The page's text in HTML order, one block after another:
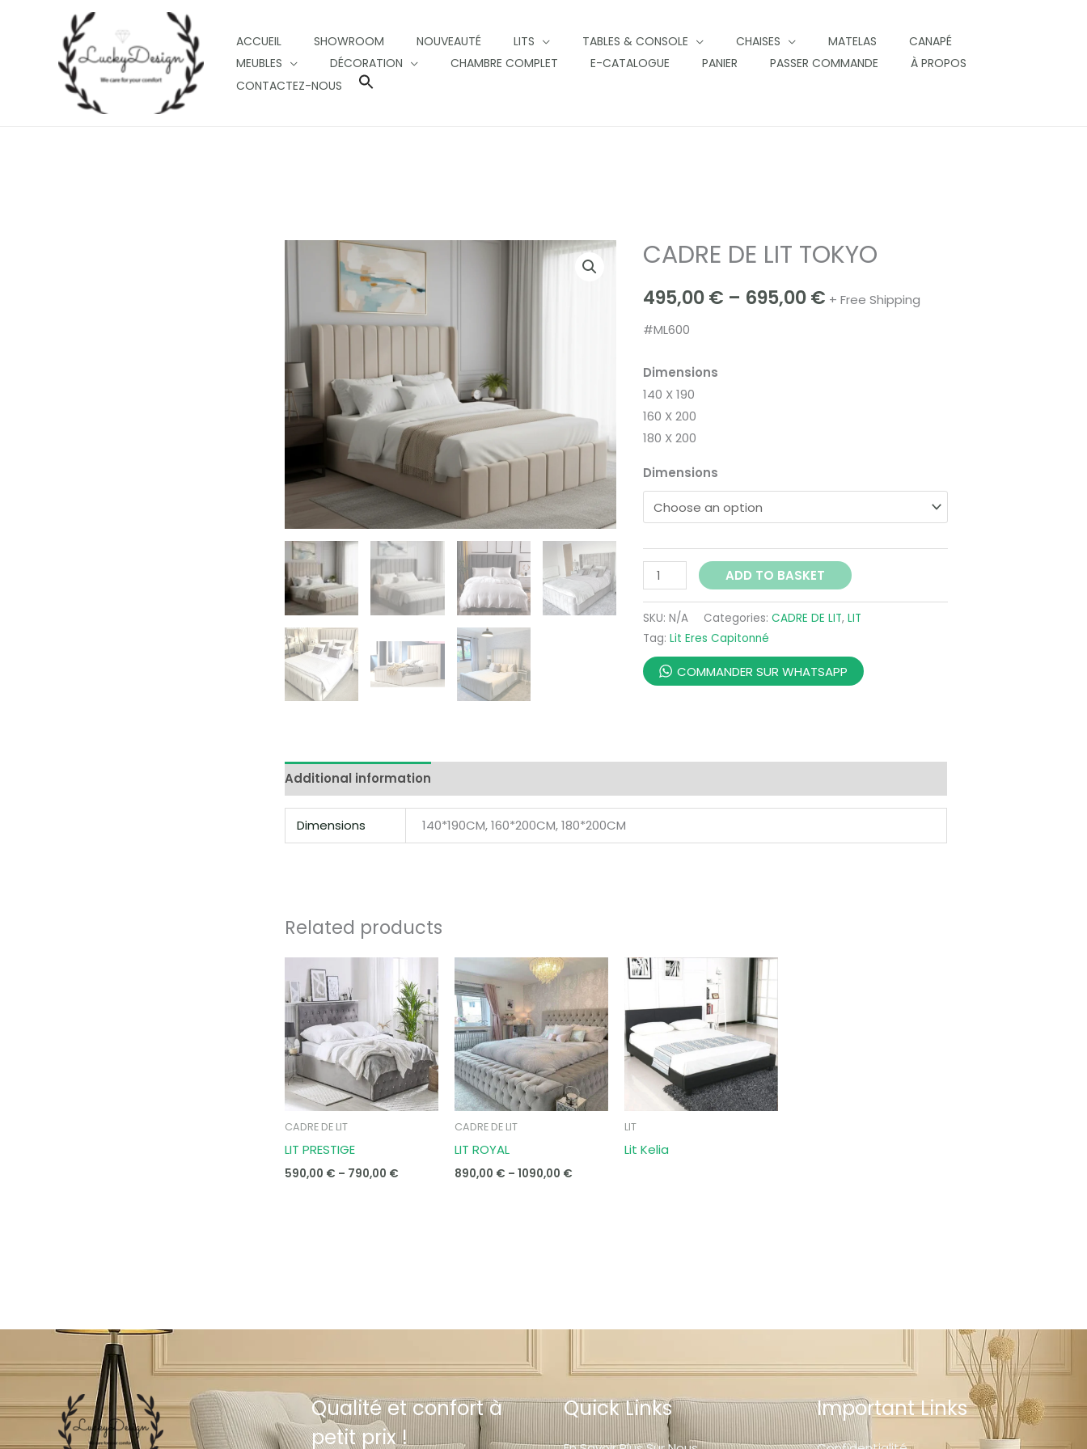
ACCUEIL SHOWROOM NOUVEAUTÉ LITS TABLES & CONSOLE CHAISES MATELAS
CANAPÉ
MEUBLES
DÉCORATION CHAMBRE COMPLET E-CATALOGUE PANIER PASSER COMMANDE
À PROPOS
CONTACTEZ-NOUS
CADRE DE LIT TOKYO
495,00€ – 695,00€
Price
range:
+ Free Shipping
#ML600
Dimensions
140 X 190
160 X 200
180 X 200
Dimensions
CADRE
LIT
quantity
ADD TO BASKET
SKU: N/A Categories: CADRE DE LIT, LIT
Tag: Lit Eres Capitonné
COMMANDER SUR WHATSAPP
Additional information
Dimensions 140*190CM, 160*200CM, 180*200CM
Related products
CADRE DE LIT
LIT PRESTIGE
590,00 € – 790,00 €
range:
590,00 €
through
790,00 €
CADRE DE LIT
LIT ROYAL
890,00 € – 1090,00 €
Price
range:
890,00 €
through
1090,00 €
LIT
Lit Kelia
Qualité et confort à
petit prix !
Quick Links Important Links